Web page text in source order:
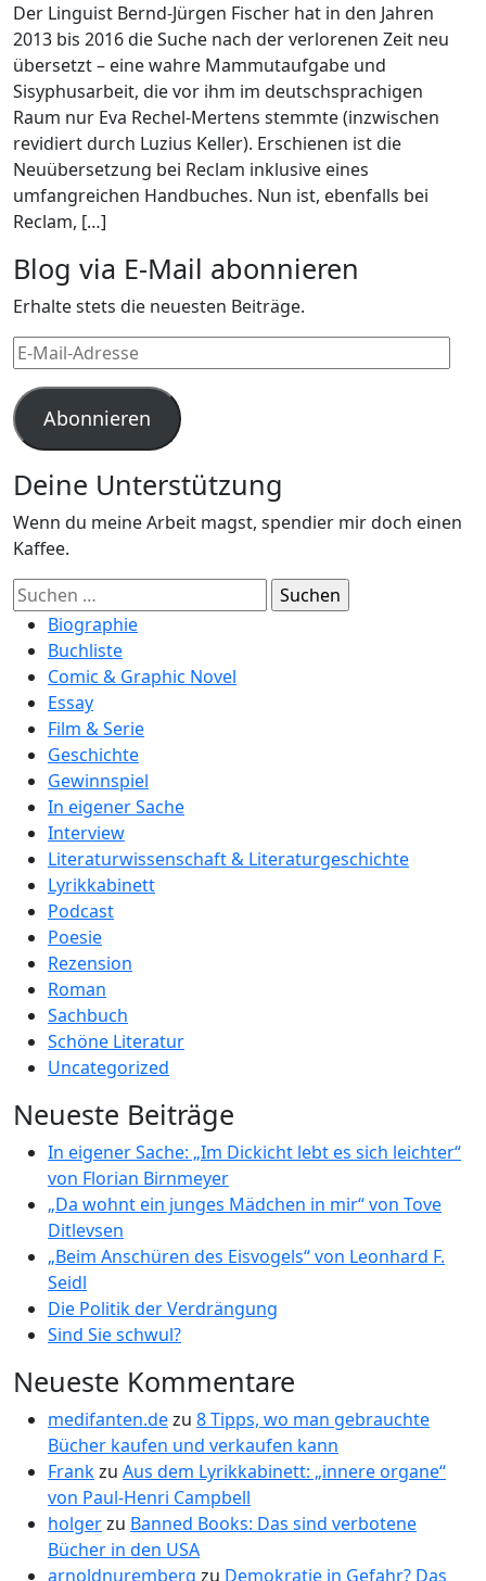
Der Linguist Bernd-Jürgen Fischer hat in den Jahren
2013 bis 2016 die Suche nach der verlorenen Zeit neu
übersetzt – eine wahre Mammutaufgabe und
Sisyphusarbeit, die vor ihm im deutschsprachigen
Raum nur Eva Rechel-Mertens stemmte (inzwischen
revidiert durch Luzius Keller). Erschienen ist die
Neuübersetzung bei Reclam inklusive eines
umfangreichen Handbuches. Nun ist, ebenfalls bei
Reclam, […]
Blog via E-Mail abonnieren
Erhalte stets die neuesten Beiträge.
E-
Mail-
Adresse
Abonnieren
Deine Unterstützung
Wenn du meine Arbeit magst, spendier mir doch einen
Kaffee.
Suchen
nach:Biographie
Buchliste
Comic & Graphic Novel
Essay
Film & Serie
Geschichte
Gewinnspiel
In eigener Sache
Interview
Literaturwissenschaft & Literaturgeschichte
Lyrikkabinett
Podcast
Poesie
Rezension
Roman
Sachbuch
Schöne Literatur
Uncategorized
Neueste Beiträge
In eigener Sache: „Im Dickicht lebt es sich leichter“
von Florian Birnmeyer
„Da wohnt ein junges Mädchen in mir“ von Tove
Ditlevsen
„Beim Anschüren des Eisvogels“ von Leonhard F.
Seidl
Die Politik der Verdrängung
Sind Sie schwul?
Neueste Kommentare
medifanten.dezu 8 Tipps, wo man gebrauchte
Bücher kaufen und verkaufen kann
Frankzu Aus dem Lyrikkabinett: „innere organe“
von Paul-Henri Campbell
holgerzu Banned Books: Das sind verbotene
Bücher in den USA
arnoldnuremberg zu Demokratie in Gefahr? Das